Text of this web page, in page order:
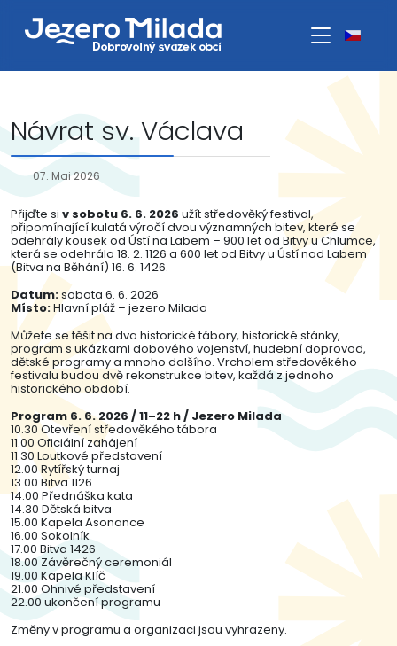
Návrat sv. Václava
07. Mai 2026
Přijďte si v sobotu 6. 6. 2026 užít středověký festival,
připomínající kulatá výročí dvou významných bitev, které se
odehrály kousek od Ústí na Labem – 900 let od Bitvy u Chlumce,
která se odehrála 18. 2. 1126 a 600 let od Bitvy u Ústí nad Labem
(Bitva na Běhání) 16. 6. 1426.
Datum:sobota 6. 6. 2026
Místo:Hlavní pláž – jezero Milada
Můžete se těšit na dva historické tábory, historické stánky,
program s ukázkami dobového vojenství, hudební doprovod,
dětské programy a mnoho dalšího. Vrcholem středověkého
festivalu budou dvě rekonstrukce bitev, každá z jednoho
historického období.
Program 6. 6. 2026 / 11–22 h / Jezero Milada
10.30 Otevření středověkého tábora
11.00 Oficiální zahájení
11.30 Loutkové představení
12.00 Rytířský turnaj
13.00 Bitva 1126
14.00 Přednáška kata
14.30 Dětská bitva
15.00 Kapela Asonance
16.00 Sokolník
17.00 Bitva 1426
18.00 Závěrečný ceremoniál
19.00 Kapela Klíč
21.00 Ohnivé představení
22.00 ukončení programu
Změny v programu a organizaci jsou vyhrazeny.